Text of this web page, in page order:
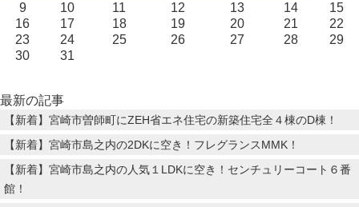
9
10 11 12 13 14
15
16
17 18 19 20 21
22
23
24 25 26 27 28
29
30
31
最新の記事
【新着】宮崎市曽師町にZEH省エネ住宅の新築住宅全４棟のD棟！
【新着】宮崎市島之内の2DKに空き！フレグランスMMK！
【新着】宮崎市島之内の人気１LDKに空き！センチュリーコート６番
館！